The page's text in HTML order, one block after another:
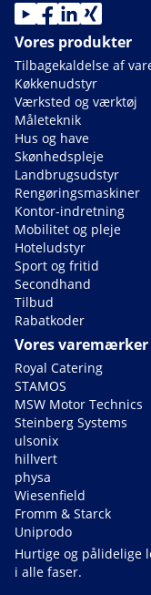
Vores produkter
Tilbagekaldelse af
Køkkenudstyr
Værksted og værktøj
Måleteknik
Hus og have
Skønhedspleje
Landbrugsudstyr
Rengøringsmaskiner
Kontor-indretning
Mobilitet og pleje
Hoteludstyr
Sport og fritid
Secondhand
Tilbud
Rabatkoder
Vores varemærker
Royal Catering
STAMOS
MSW Motor Technics
Steinberg Systems
ulsonix
hillvert
physa
Wiesenfield
Fromm & Starck
Uniprodo
Hurtige og pålidelige
i alle faser.